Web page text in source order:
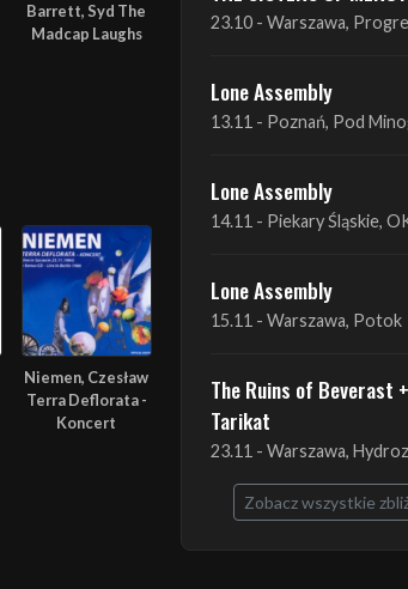
Barrett, Syd The
Madcap Laughs
Niemen, Czesław
Terra Deflorata -
Koncert
23.10 - Warszawa,
13.11 - Poznań, Pod
14.11 - Piekary Śląskie,
15.11 - Warszawa, Potok
The Ruins of Beverast
Tarikat
23.11 - Warszawa,